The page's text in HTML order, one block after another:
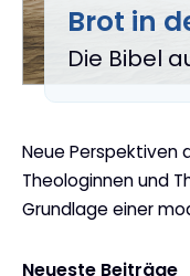
Brot in
:
Die Bibel
Neue Perspektiven
Theologinnen und
Grundlage einer
Neueste Beiträge